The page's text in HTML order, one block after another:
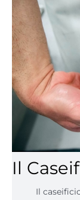
Il
Il